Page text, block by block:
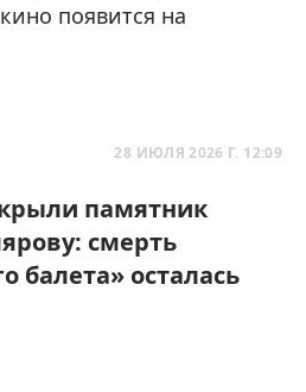
появится на
28 ИЮЛЯ 2026 Г. 12:09
памятник
смерть
балета» осталась